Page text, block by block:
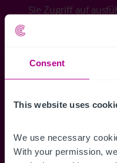
Consent
This website uses
We use necessary
With your permission,
Sie Zugriff auf
Suchkriterien zu